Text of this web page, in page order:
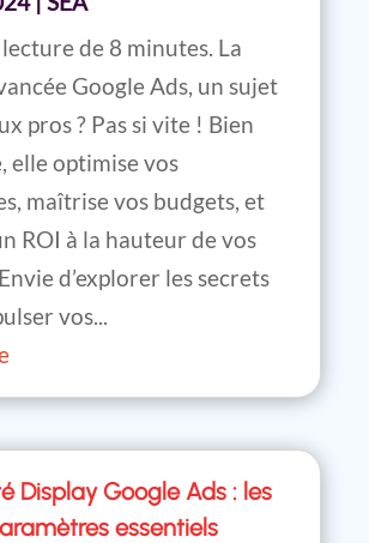
lecture de 8 minutes. La
Google Ads, un sujet
pros ? Pas si vite ! Bien
elle optimise vos
maîtrise vos budgets, et
ROI à la hauteur de vos
d’explorer les secrets
vos...
Display Google Ads : les
essentiels